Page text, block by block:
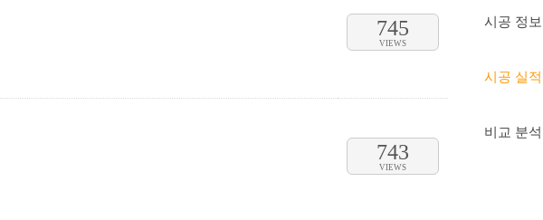
시공 정보
시공 실적
비교 분석
745
VIEWS
743
VIEWS